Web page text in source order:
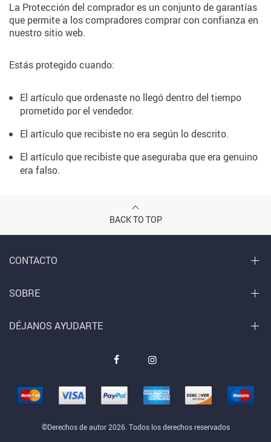
La Protección del comprador es un conjunto de garantías
que permite a los compradores comprar con confianza en
nuestro sitio web.
Estás protegido cuando:
El artículo que ordenaste no llegó dentro del tiempo
prometido por el vendedor.
El artículo que recibiste no era según lo descrito.
El artículo que recibiste que aseguraba que era genuino
era falso.
BACK TO TOP
CONTACTO
©Derechos de autor 2026. Todos los derechos reservados
SOBRE
DÉJANOS AYUDARTE